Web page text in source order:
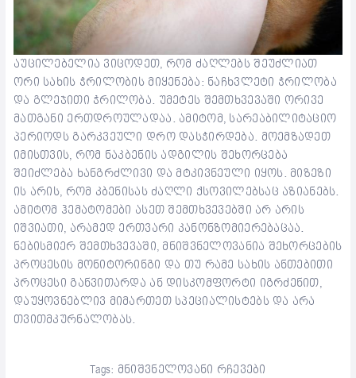
აუცილებელია ვიცოდეთ, რომ ძაღლებს შეუძლიათ
ორი სახის ჭრილობის მიყენება: ნაჩხვლეტი ჭრილობა
და გლეჯითი ჭრილობა. უმეტეს შემთხვევაში ორივე
მათგანი ერთდროულადაა. ამიტომ, სარეაბილიტაციო
პერიოდს გარკვეული დრო დასჭირდება. მოემზადეთ
იმისთვის, რომ ნაკბენის ადგილის შეხორცება
შეიძლება ხანგრძლივი და მტკივნეული იყოს. მიზეზი
ის არის, რომ კბენისას ძაღლი ქსოვილებსაც აზიანებს.
ამიტომ ჰემატომები ასეთ შემთხვევებში არ არის
იშვიათი, არამედ ერთვარი კანონზომიერებაცაა.
ნებისმიერ შემთხვევაში, მნიშვნელოვანია შეხორცების
პროცესის მონიტორინგი და თუ რამე სახის ანთებითი
პროცესი განვითარდა ან დისკომფორტი იგრძენით,
დაუყოვნებლივ მიმართეთ სპეციალისტებს და არა
თვითმკურნალობას.
Tags: მნიშვნელოვანი რჩევები